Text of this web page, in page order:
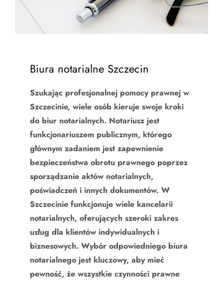
Biura notarialne Szczecin
Szukając profesjonalnej pomocy prawnej w
Szczecinie, wiele osób kieruje swoje kroki
do biur notarialnych. Notariusz jest
funkcjonariuszem publicznym, którego
głównym zadaniem jest zapewnienie
bezpieczeństwa obrotu prawnego poprzez
sporządzanie aktów notarialnych,
poświadczeń i innych dokumentów. W
Szczecinie funkcjonuje wiele kancelarii
notarialnych, oferujących szeroki zakres
usług dla klientów indywidualnych i
biznesowych. Wybór odpowiedniego biura
notarialnego jest kluczowy, aby mieć
pewność, że wszystkie czynności prawne